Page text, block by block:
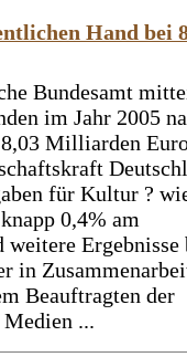
Hand bei
Bundesamt
im Jahr 2005
Milliarden
für Kultur ?
0,4% am
Ergebnisse
in
Beauftragten der
...